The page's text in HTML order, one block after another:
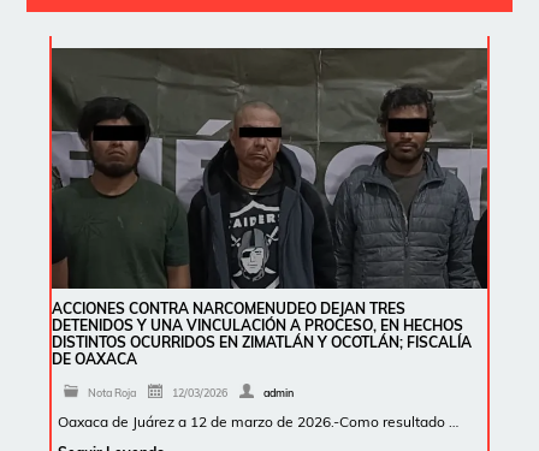
ACCIONES CONTRA NARCOMENUDEO DEJAN TRES
DETENIDOS Y UNA VINCULACIÓN A PROCESO, EN HECHOS
DISTINTOS OCURRIDOS EN ZIMATLÁN Y OCOTLÁN; FISCALÍA
DE OAXACA
Nota Roja 12/03/2026 admin
Oaxaca de Juárez a 12 de marzo de 2026.-Como resultado …